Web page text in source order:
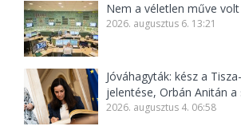
Nem a véletlen műve
2026. augusztus 6. 13:21
Jóváhagyták: kész a
jelentése, Orbán Anitán a
2026. augusztus 4. 06:58